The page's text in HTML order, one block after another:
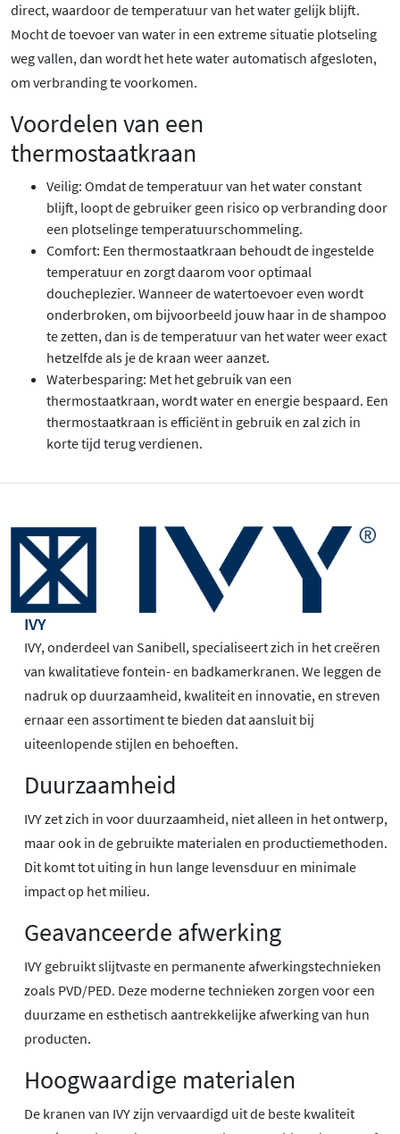
direct, waardoor de temperatuur van het water gelijk blijft.
Mocht de toevoer van water in een extreme situatie plotseling
weg vallen, dan wordt het hete water automatisch afgesloten,
om verbranding te voorkomen.
Voordelen van een
thermostaatkraan
Veilig: Omdat de temperatuur van het water constant
blijft, loopt de gebruiker geen risico op verbranding door
een plotselinge temperatuurschommeling.
Comfort: Een thermostaatkraan behoudt de ingestelde
temperatuur en zorgt daarom voor optimaal
doucheplezier. Wanneer de watertoevoer even wordt
onderbroken, om bijvoorbeeld jouw haar in de shampoo
te zetten, dan is de temperatuur van het water weer exact
hetzelfde als je de kraan weer aanzet.
Waterbesparing: Met het gebruik van een
thermostaatkraan, wordt water en energie bespaard. Een
thermostaatkraan is efficiënt in gebruik en zal zich in
korte tijd terug verdienen.
IVY
IVY, onderdeel van Sanibell, specialiseert zich in het creëren
van kwalitatieve fontein- en badkamerkranen. We leggen de
nadruk op duurzaamheid, kwaliteit en innovatie, en streven
ernaar een assortiment te bieden dat aansluit bij
uiteenlopende stijlen en behoeften.
Duurzaamheid
IVY zet zich in voor duurzaamheid, niet alleen in het ontwerp,
maar ook in de gebruikte materialen en productiemethoden.
Dit komt tot uiting in hun lange levensduur en minimale
impact op het milieu.
Geavanceerde afwerking
IVY gebruikt slijtvaste en permanente afwerkingstechnieken
zoals PVD/PED. Deze moderne technieken zorgen voor een
duurzame en esthetisch aantrekkelijke afwerking van hun
producten.
Hoogwaardige materialen
De kranen van IVY zijn vervaardigd uit de beste kwaliteit